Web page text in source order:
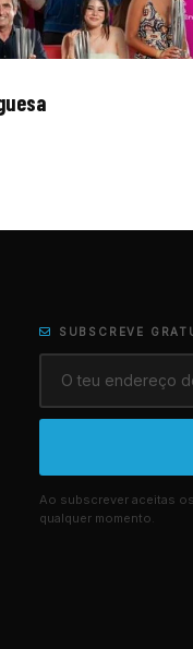
SUBSCREVE
Ao subscrever aceitas
qualquer momento.